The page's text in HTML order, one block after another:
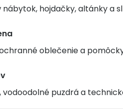
hojdačky, altánky a
oblečenie a
vodoodolné puzdrá a